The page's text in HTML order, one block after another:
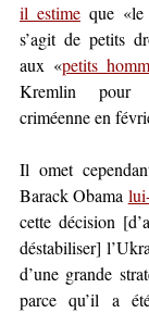
il estime que «le
s’agit de petits
aux «petits
Kremlin pour
criméenne en
Il omet
Barack Obama
cette décision
déstabiliser]
d’une grande
parce qu’il a